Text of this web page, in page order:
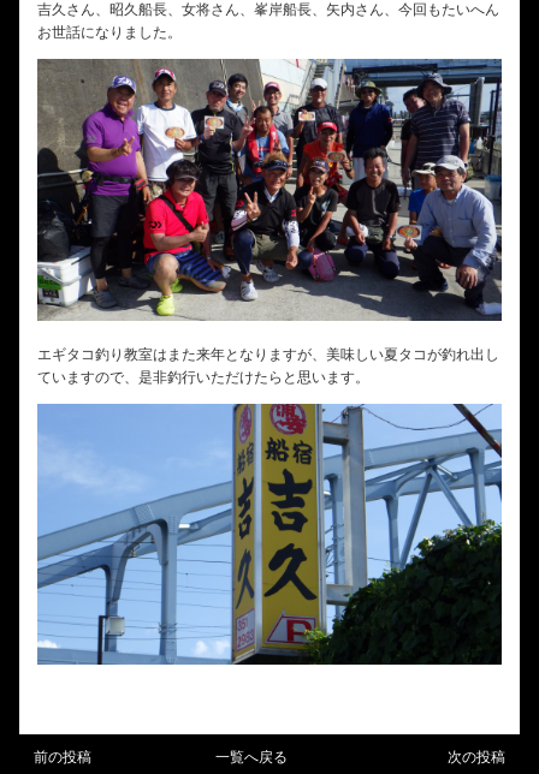
吉久さん、昭久船長、女将さん、峯岸船長、矢内さん、今回もたいへん
お世話になりました。
エギタコ釣り教室はまた来年となりますが、美味しい夏タコが釣れ出し
ていますので、是非釣行いただけたらと思います。
前の投稿 一覧へ戻る 次の投稿